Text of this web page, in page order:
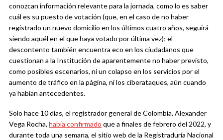
conozcan información relevante para la jornada, como lo es saber
cuál es su puesto de votación (que, en el caso de no haber
registrado un nuevo domicilio en los últimos cuatro años, seguirá
siendo aquél en el que haya votado por última vez); el
descontento también encuentra eco en los ciudadanos que
cuestionan a la Institución de aparentemente no haber previsto,
como posibles escenarios, ni un colapso en los servicios por el
aumento de tráfico en la página, ni los ciberataques, aún cuando
ya habían antecedentes.
Solo hace 10 días, el registrador general de Colombia, Alexander
Vega Rocha, había confirmado que a finales de febrero del 2022, y
durante toda una semana, el sitio web de la Registraduría Nacional